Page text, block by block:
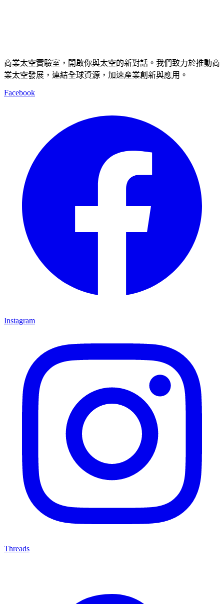
商業太空實驗室，開啟你與太空的新對話。我們致力於推動商
業太空發展，連結全球資源，加速產業創新與應用。
Facebook
Instagram
Threads